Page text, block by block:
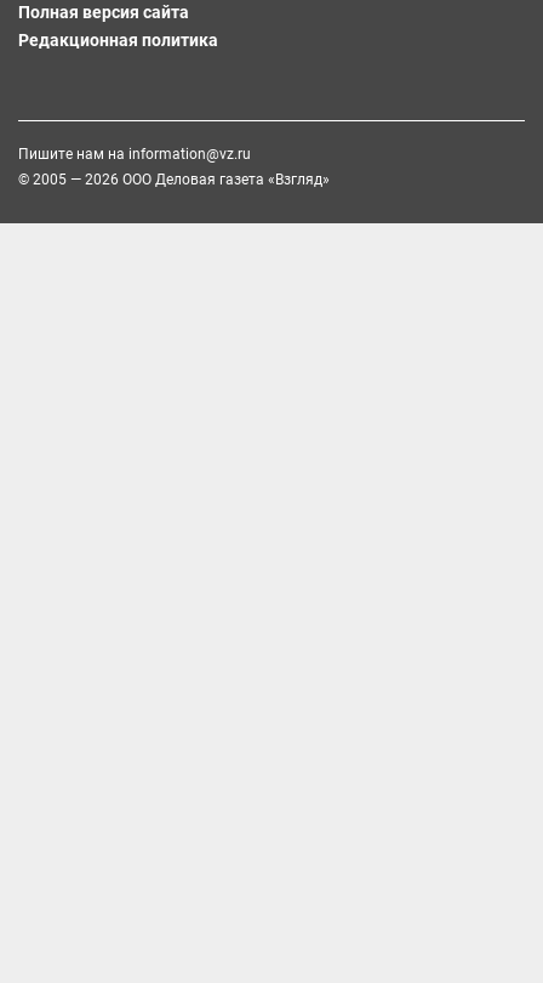
Полная версия сайта
Редакционная политика
Пишите нам на information@vz.ru
© 2005 — 2026 ООО Деловая газета «Взгляд»